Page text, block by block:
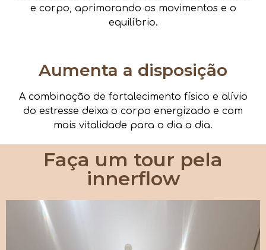
e corpo, aprimorando os movimentos e o
equilíbrio.
Aumenta a disposição
A combinação de fortalecimento físico e alívio
do estresse deixa o corpo energizado e com
mais vitalidade para o dia a dia.
Faça um tour pela
innerflow